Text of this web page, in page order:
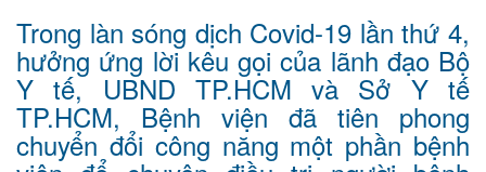
Trong làn sóng dịch Covid-19 lần thứ 4,
hưởng ứng lời kêu gọi của lãnh đạo Bộ
Y tế, UBND TP.HCM và Sở Y tế
TP.HCM, Bệnh viện đã tiên phong
chuyển đổi công năng một phần bệnh